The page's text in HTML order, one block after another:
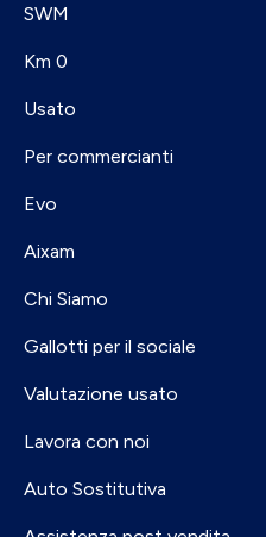
SWM
Km 0
Usato
Per commercianti
Evo
Aixam
Chi Siamo
Gallotti per il sociale
Valutazione usato
Lavora con noi
Auto Sostitutiva